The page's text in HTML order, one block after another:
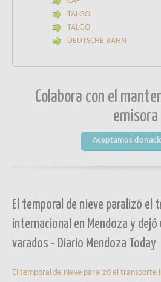
TALGO
TALGO
DEUTSCHE BAHN
Colabora con el
emisora
Aceptamos
El temporal de nieve paralizó el
internacional en Mendoza y
varados - Diario Mendoza Today
El temporal de nieve paralizó el transporte